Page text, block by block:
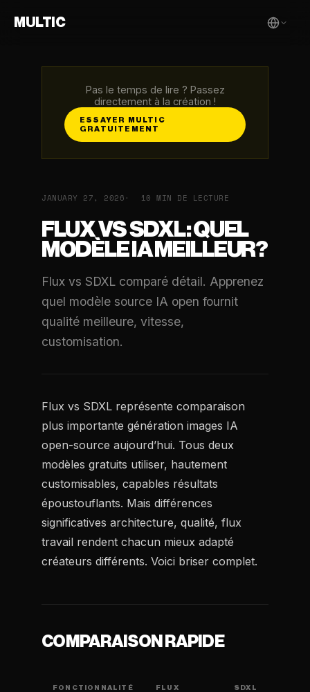
MULTIC
Pas le temps de lire ? Passez
directement à la création !
ESSAYER MULTIC
GRATUITEMENT
JANUARY 27, 2026 10 MIN DE LECTURE
FLUX VS SDXL: QUEL
MODÈLE IA MEILLEUR?
Flux vs SDXL comparé détail. Apprenez
quel modèle source IA open fournit
qualité meilleure, vitesse,
customisation.
Flux vs SDXL représente comparaison
plus importante génération images IA
open-source aujourd’hui. Tous deux
modèles gratuits utiliser, hautement
customisables, capables résultats
époustouflants. Mais différences
significatives architecture, qualité, flux
travail rendent chacun mieux adapté
créateurs différents. Voici briser complet.
COMPARAISON RAPIDE
FONCTIONNALITÉ FLUX SDXL